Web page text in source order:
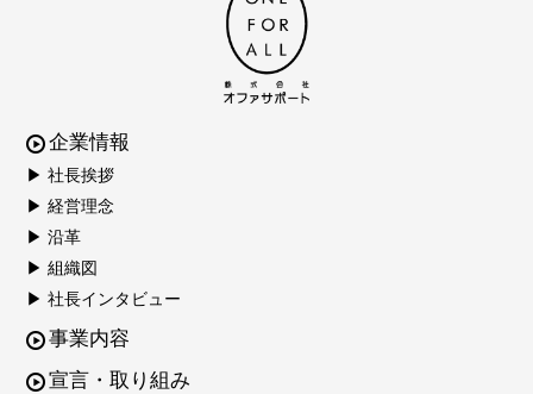
企業情報
▶ 社長挨拶
▶ 経営理念
▶ 沿革
▶ 組織図
▶ 社長インタビュー
事業内容
宣言・取り組み